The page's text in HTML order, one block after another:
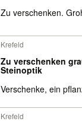
Zu verschenken.
Krefeld
Zu verschenken
Steinoptik
Verschenke, ein
Krefeld